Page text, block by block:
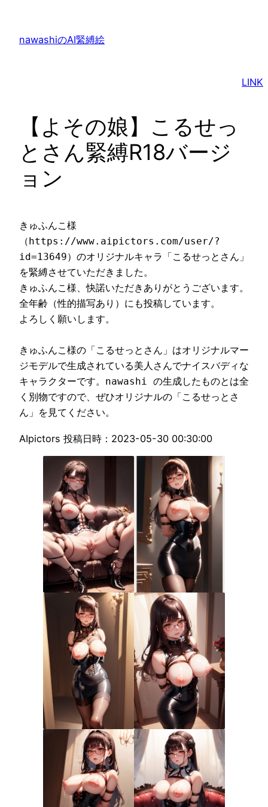
nawashiのAI緊縛絵
LINK
【よその娘】こるせっ
とさん緊縛R18バージ
ョン
きゅふんこ様
（https://www.aipictors.com/user/?
id=13649）のオリジナルキャラ「こるせっとさん」
を緊縛させていただきました。
きゅふんこ様、快諾いただきありがとうございます。
全年齢（性的描写あり）にも投稿しています。
よろしく願いします。
きゅふんこ様の「こるせっとさん」はオリジナルマー
ジモデルで生成されている美人さんでナイスバディな
キャラクターです。nawashi の生成したものとは全
く別物ですので、ぜひオリジナルの「こるせっとさ
ん」を見てください。
AIpictors 投稿日時：2023-05-30 00:30:00